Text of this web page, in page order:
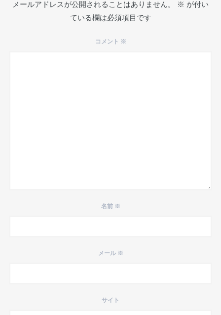
メールアドレスが公開されることはありません。 ※ が付い
ている欄は必須項目です
コメント ※
名前 ※
メール ※
サイト